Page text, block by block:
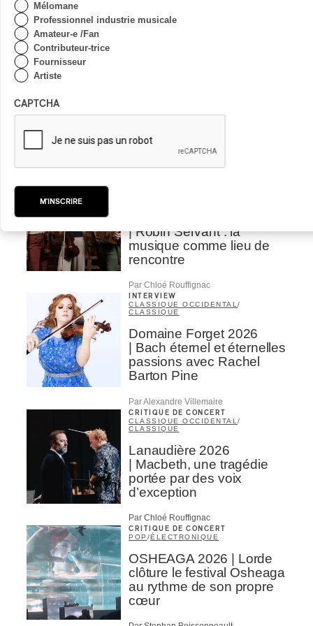
| Marc Hervieux chante 35
ans de carrière
Rei: décoloniser par le rap
bonheur
Par Michel Labrecque
| Robin Servant : la
musique comme lieu de
rencontre
Par Chloé Rouffignac
INTERVIEW
CLASSIQUE OCCIDENTAL /
CLASSIQUE
Domaine Forget 2026
| Bach éternel et éternelles
passions avec Rachel
Barton Pine
Par Alexandre Villemaire
CRITIQUE DE CONCERT
CLASSIQUE OCCIDENTAL /
CLASSIQUE
Lanaudière 2026
| Macbeth, une tragédie
portée par des voix
d’exception
Par Chloé Rouffignac
CRITIQUE DE CONCERT
POP /ÉLECTRONIQUE
OSHEAGA 2026 | Lorde
clôture le festival Osheaga
au rythme de son propre
cœur
Mélomane
Professionnel industrie musicale
Amateur-e /Fan
Contributeur-trice
Fournisseur
Artiste
CAPTCHA
M'INSCRIRE